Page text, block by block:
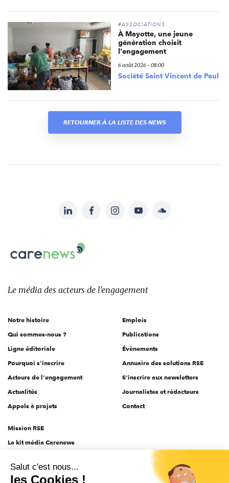
#ASSOCIATIONS
À Mayotte, une jeune
génération choisit
l'engagement
6 août 2026 - 08:00
Société Saint Vincent de Paul
RETOURNER À LA LISTE DES NEWS
sur:
LinkedInFacebookInstagramYouTubeSoundcloud
Le
des
l'engagement
Le média des acteurs de l'engagement
Notre histoire
Qui sommes-nous ?
Ligne éditoriale
Pourquoi s'inscrire
Acteurs de l'engagement
Actualités
Appels à projets
Emplois
Publications
Évènements
Annuaire des solutions RSE
S'inscrire aux newsletters
Journalistes et rédacteurs
Contact
Mission RSE
Le kit média Carenews
AEF info
Salut c'est nous...
les Cookies !